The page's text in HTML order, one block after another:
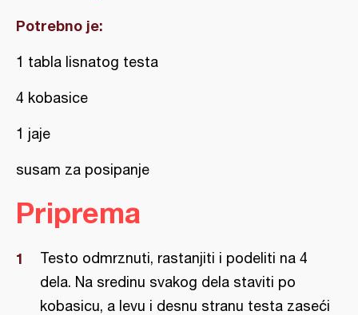
Potrebno je:
1 tabla lisnatog testa
4 kobasice
1 jaje
susam za posipanje
Priprema
Testo odmrznuti, rastanjiti i podeliti na 4
dela. Na sredinu svakog dela staviti po
kobasicu, a levu i desnu stranu testa zaseći